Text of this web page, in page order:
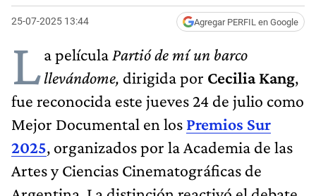
25-07-2025 13:44 Agregar PERFIL en Google
La película Partió de mí un barco
llevándome, dirigida por Cecilia Kang,
fue reconocida este jueves 24 de julio como
Mejor Documental en los Premios Sur
2025, organizados por la Academia de las
Artes y Ciencias Cinematográficas de